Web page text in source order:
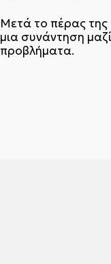
Μετά το πέρας της
μια συνάντηση
προβλήματα.